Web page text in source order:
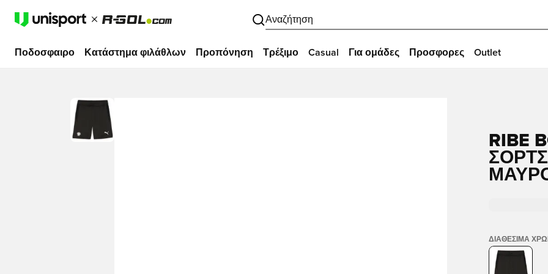
Αναζήτηση
Ποδοσφαιρο Κατάστημα φιλάθλων Προπόνηση Τρέξιμο Casual Για ομάδες Προσφορες Outlet
RIBE
ΔΙΑΘΈΣΙΜΑ